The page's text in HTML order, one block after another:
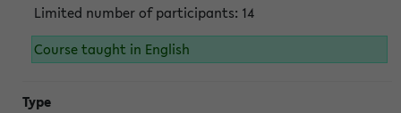
Limited number of participants: 14
Course taught in English